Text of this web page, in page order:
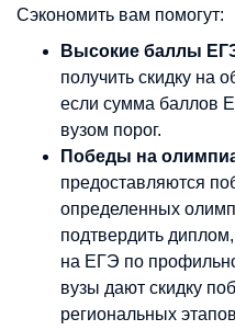
Сэкономить вам помогут:
Высокие баллы
получить скидку на
если сумма баллов
вузом порог.
Победы на
предоставляются
определенных
подтвердить
на ЕГЭ по
вузы дают скидку
региональных